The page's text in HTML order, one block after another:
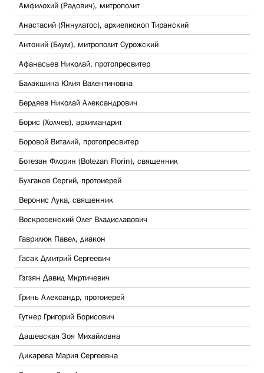
Амфилохий (Радович), митрополит
Анастасий (Яннулатос), архиепископ Тиранский
Антоний (Блум), митрополит Сурожский
Афанасьев Николай, протопресвитер
Балакшина Юлия Валентиновна
Бердяев Николай Александрович
Борис (Холчев), архимандрит
Боровой Виталий, протопресвитер
Ботезан Флорин (Botezan Florin), священник
Булгаков Сергий, протоиерей
Веронис Лука, священник
Воскресенский Олег Владиславович
Гаврилюк Павел, диакон
Гасак Дмитрий Сергеевич
Гзгзян Давид Мкртичевич
Гринь Александр, протоиерей
Гутнер Григорий Борисович
Дашевская Зоя Михайловна
Дикарева Мария Сергеевна